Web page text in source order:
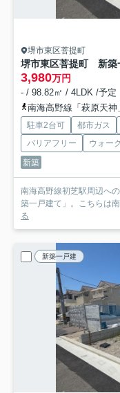
堺市東区菩提町
堺市東区菩提町 新築
3,980万円
- / 98.82㎡ / 4LDK /予定
南海高野線「萩原天
駐車2台可 都市ガス
バリアフリー
ウォー
新築
南海高野線初芝駅周辺へ
築一戸建て」。こちらは
る
新築一戸建